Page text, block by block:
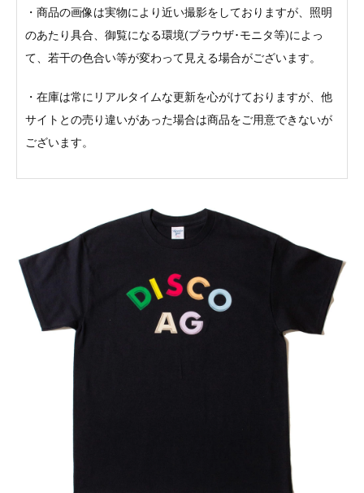
・商品の画像は実物により近い撮影をしておりますが、照明
のあたり具合、御覧になる環境(ブラウザ･モニタ等)によっ
て、若干の色合い等が変わって見える場合がございます。
・在庫は常にリアルタイムな更新を心がけておりますが、他
サイトとの売り違いがあった場合は商品をご用意できないが
ございます。